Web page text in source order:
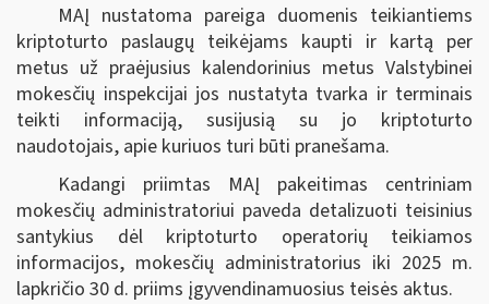
MAĮ nustatoma pareiga duomenis teikiantiems
kriptoturto paslaugų teikėjams kaupti ir kartą per
metus už praėjusius kalendorinius metus Valstybinei
mokesčių inspekcijai jos nustatyta tvarka ir terminais
teikti informaciją, susijusią su jo kriptoturto
naudotojais, apie kuriuos turi būti pranešama.
Kadangi priimtas MAĮ pakeitimas centriniam
mokesčių administratoriui paveda detalizuoti teisinius
santykius dėl kriptoturto operatorių teikiamos
informacijos, mokesčių administratorius iki 2025 m.
lapkričio 30 d. priims įgyvendinamuosius teisės aktus.